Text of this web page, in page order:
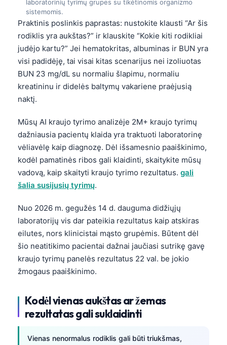
laboratorinių tyrimų grupes su tikėtinomis organizmo
sistemomis.
Praktinis poslinkis paprastas: nustokite klausti “Ar šis
rodiklis yra aukštas?” ir klauskite “Kokie kiti rodikliai
judėjo kartu?” Jei hematokritas, albuminas ir BUN yra
visi padidėję, tai visai kitas scenarijus nei izoliuotas
BUN 23 mg/dL su normaliu šlapimu, normaliu
kreatininu ir didelės baltymų vakariene praėjusią
naktį.
Mūsų AI kraujo tyrimo analizėje 2M+ kraujo tyrimų
dažniausia pacientų klaida yra traktuoti laboratorinę
vėliavėlę kaip diagnozę. Dėl išsamesnio paaiškinimo,
kodėl pamatinės ribos gali klaidinti, skaitykite mūsų
vadovą, kaip skaityti kraujo tyrimo rezultatus. gali
šalia susijusių tyrimų.
Nuo 2026 m. gegužės 14 d. dauguma didžiųjų
laboratorijų vis dar pateikia rezultatus kaip atskiras
eilutes, nors klinicistai mąsto grupėmis. Būtent dėl
šio neatitikimo pacientai dažnai jaučiasi sutrikę gavę
kraujo tyrimų panelės rezultatus 22 val. be jokio
žmogaus paaiškinimo.
Kodėl vienas aukštas ar žemas
rezultatas gali suklaidinti
Vienas nenormalus rodiklis gali būti triukšmas,